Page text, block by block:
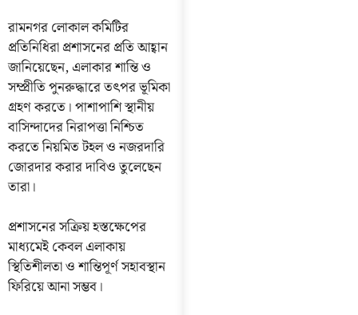
রামনগর লোকাল কমিটির
প্রতিনিধিরা প্রশাসনের প্রতি আহ্বান
জানিয়েছেন, এলাকার শান্তি ও
সম্প্রীতি পুনরুদ্ধারে তৎপর ভূমিকা
গ্রহণ করতে। পাশাপাশি স্থানীয়
বাসিন্দাদের নিরাপত্তা নিশ্চিত
করতে নিয়মিত টহল ও নজরদারি
জোরদার করার দাবিও তুলেছেন
তারা।
প্রশাসনের সক্রিয় হস্তক্ষেপের
মাধ্যমেই কেবল এলাকায়
স্থিতিশীলতা ও শান্তিপূর্ণ সহাবস্থান
ফিরিয়ে আনা সম্ভব।